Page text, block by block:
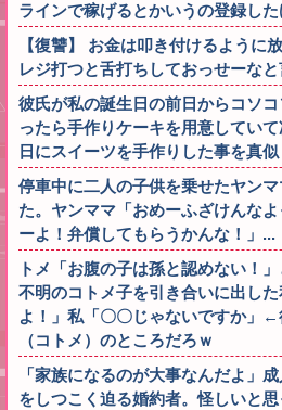
ラインで稼げるとかいうの登録し
【復讐】 お金は叩き付けるように
レジ打つと舌打ちしておっせーなと
彼氏が私の誕生日の前日からコソ
ったら手作りケーキを用意してい
日にスイーツを手作りした事を真
停車中に二人の子供を乗せたヤン
た。ヤンママ「おめーふざけんな
ーよ！弁償してもらうかんな！」...
トメ「お腹の子は孫と認めない！
不明のコトメ子を引き合いに出し
よ！」私「〇〇じゃないですか」
（コトメ）のところだろｗ
「家族になるのが大事なんだよ」
をしつこく迫る婚約者。怪しいと思